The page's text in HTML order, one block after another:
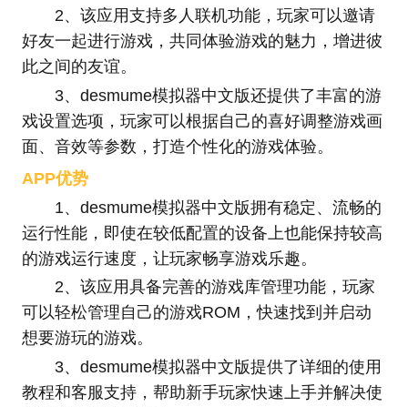
2、该应用支持多人联机功能，玩家可以邀请
好友一起进行游戏，共同体验游戏的魅力，增进彼
此之间的友谊。
3、desmume模拟器中文版还提供了丰富的游
戏设置选项，玩家可以根据自己的喜好调整游戏画
面、音效等参数，打造个性化的游戏体验。
APP优势
1、desmume模拟器中文版拥有稳定、流畅的
运行性能，即使在较低配置的设备上也能保持较高
的游戏运行速度，让玩家畅享游戏乐趣。
2、该应用具备完善的游戏库管理功能，玩家
可以轻松管理自己的游戏ROM，快速找到并启动
想要游玩的游戏。
3、desmume模拟器中文版提供了详细的使用
教程和客服支持，帮助新手玩家快速上手并解决使